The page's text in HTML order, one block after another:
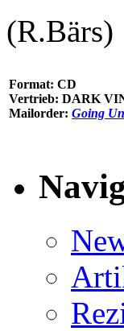
(R.Bärs)
Format: CD
Vertrieb: DARK
Mailorder: Going